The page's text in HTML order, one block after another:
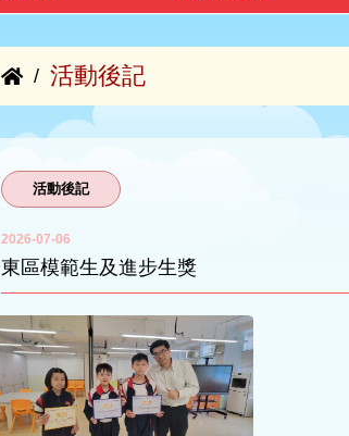
/ 活動後記
活動後記
2026-07-06
東區模範生及進步生獎